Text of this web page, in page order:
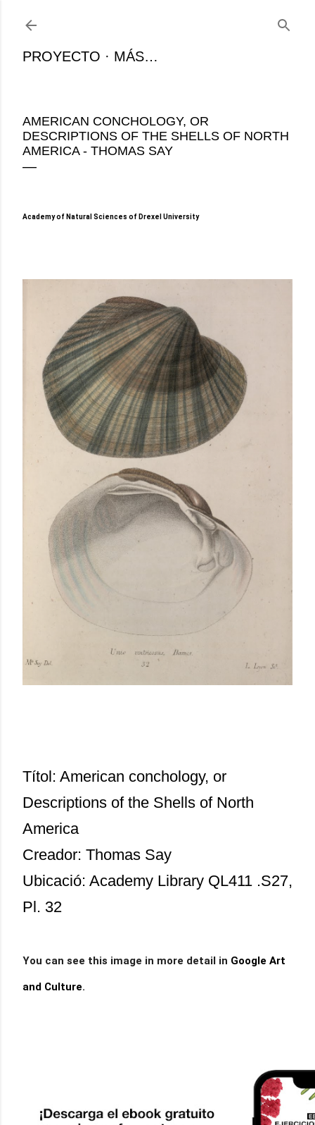
Ir al contenido principal
PROYECTO MÁS…
AMERICAN CONCHOLOGY, OR
DESCRIPTIONS OF THE SHELLS OF NORTH
AMERICA - THOMAS SAY
Academy of Natural Sciences of Drexel University
Títol: American conchology, or
Descriptions of the Shells of North
America
Creador: Thomas Say
Ubicació: Academy Library QL411 .S27,
Pl. 32
You can see this image in more detail in Google Art
and Culture.